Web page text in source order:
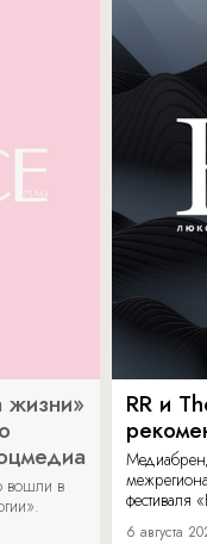
жизни»
вошли в
RR и
фестиваля
6 августа